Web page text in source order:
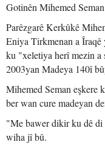
Gotinên Mihemed
Parêzgarê Kerkûkê
Eniya Tirkmenan a
ku "xeletiya herî mezin a
2003yan Madeya 140î
Mihemed Seman eşkere
ber wan cure madeyan
"Me bawer dikir ku dê di
wiha jî bû.